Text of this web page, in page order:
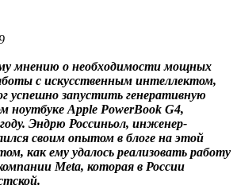
мнению о необходимости мощных
с искусственным интеллектом,
успешно запустить генеративную
ноутбуке Apple PowerBook G4,
Эндрю Россиньол, инженер-
своим опытом в блоге на этой
как ему удалось реализовать работу
Meta, которая в России